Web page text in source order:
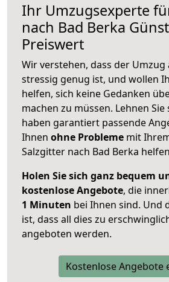
Ihr Umzugsexperte
nach Bad Berka
Preiswert
Wir verstehen, dass der Umzug
stressig genug ist, und wollen
helfen, sich keine Gedanken
machen zu müssen. Lehnen
haben garantiert passende
Ihnen ohne Probleme mit
Salzgitter nach Bad Berka
Holen Sie sich ganz bequem
kostenlose Angebote, die
1 Minuten bei Ihnen sind. Und
ist, dass all dies zu
angeboten werden.
Kostenlose Angebote